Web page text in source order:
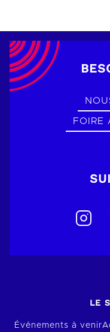
FOIRE
LE
Événements à venir